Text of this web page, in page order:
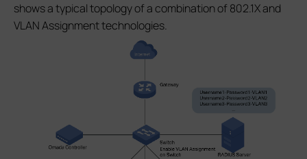
shows a typical topology of a combination of 802.1X and
VLAN Assignment technologies.